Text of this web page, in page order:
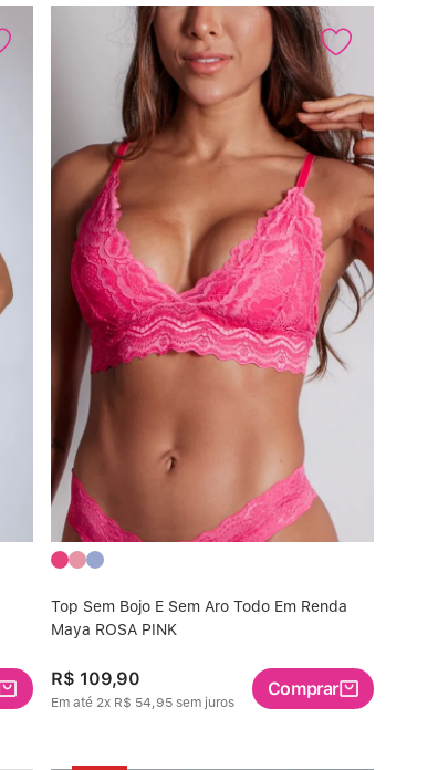
Top Sem Bojo E Sem Aro Todo Em Renda
Maya ROSA PINK
R$ 109,90
Em até 2x R$ 54,95sem juros
Comprar